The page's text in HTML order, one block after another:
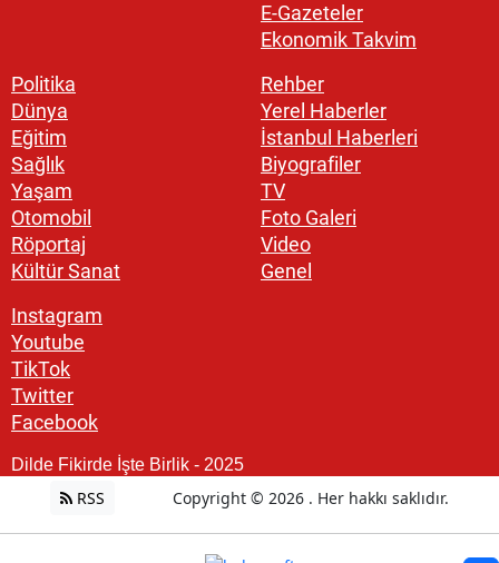
E-Gazeteler
Ekonomik Takvim
Politika
Dünya
Eğitim
Sağlık
Yaşam
Otomobil
Röportaj
Kültür Sanat
Rehber
Yerel Haberler
İstanbul Haberleri
Biyografiler
TV
Foto Galeri
Video
Genel
Instagram
Youtube
TikTok
Twitter
Facebook
Dilde Fikirde İşte Birlik - 2025
RSS Copyright © 2026 . Her hakkı saklıdır.